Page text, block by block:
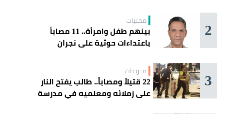
2 محليات
بينهم طفل وامرأة.. 11 مصاباً
باعتداءات حوثية على نجران
3 منوعات
22 قتيلاً ومصاباً.. طالب يفتح النار
على زملائه ومعلميه في مدرسة